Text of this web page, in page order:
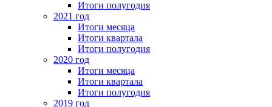
Итоги полугодия
2021 год
Итоги месяца
Итоги квартала
Итоги полугодия
2020 год
Итоги месяца
Итоги квартала
Итоги полугодия
2019 год